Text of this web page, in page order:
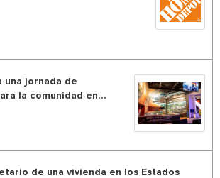
una jornada de
la comunidad en...
de una vivienda en los Estados